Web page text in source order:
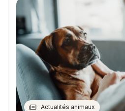
Actualités animaux